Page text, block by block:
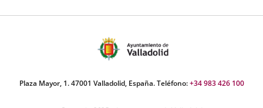
Plaza Mayor, 1. 47001 Valladolid, España. Teléfono:+34 983 426 100